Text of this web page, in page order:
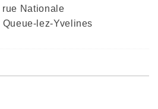
rue Nationale
Queue-lez-Yvelines